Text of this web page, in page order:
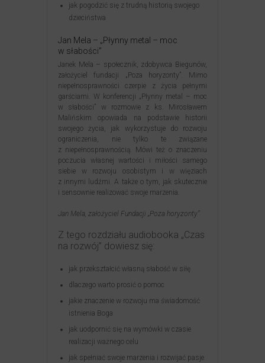
jak pogodzić się z trudną historią swojego
dzieciństwa
Jan Mela – „Płynny metal – moc
w słabości”
Janek Mela – społecznik, zdobywca Biegunów,
założyciel fundacji „Poza horyzonty”. Mimo
niepełnosprawności czerpie z życia pełnymi
garściami. W konferencji „Płynny metal – moc
w słabości” w rozmowie z ks. Mirosławem
Malińskim opowiada na podstawie historii
swojego życia, jak wykorzystuje do rozwoju
ograniczenia, nie tylko te związane
z niepełnosprawnością. Mówi też o znaczeniu
poczucia własnej wartości i miłości samego
siebie w rozwoju osobistym i w więziach
z innymi ludźmi. A także o tym, jak skutecznie
i sensownie realizować swoje marzenia.
Jan Mela, założyciel Fundacji „Poza horyzonty”
Z tego rozdziału audiobooka „Czas
na rozwój” dowiesz się:
jak przekształcić własną słabość w siłę
dlaczego warto prosić o pomoc
jakie znaczenie w rozwoju ma świadomość
istnienia Boga
jak uodpornić się na wymówki w czasie
realizacji ważnego celu
jak spełniać swoje marzenia i rozwijać pasje